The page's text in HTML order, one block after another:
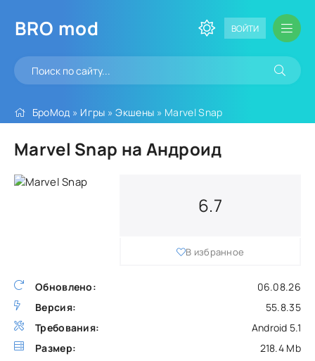
BRO mod ВОЙТИ
БроМод » Игры »Экшены » Marvel Snap
Marvel Snap на Андроид
Обновлено:
06.08.26
Версия:
55.8.35
Требования:
Android 5.1
Размер:
218.4 Mb
6.7
В избранное